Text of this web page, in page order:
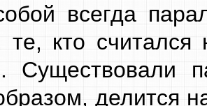
всегда
те, кто
Существовали
делится